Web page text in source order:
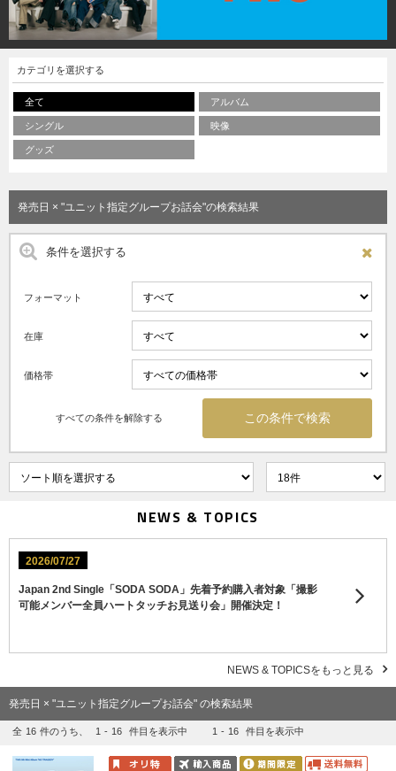
カテゴリを選択する
全て アルバム
シングル 映像
グッズ
発売日 × "ユニット指定グループお話会"の検索結果
条件を選択する
フォーマット
在庫
価格帯
すべての条件を解除する
NEWS & TOPICS
2026/07/27
Japan 2nd Single「SODA SODA」先着予約購入者対象「撮影
可能メンバー全員ハートタッチお見送り会」開催決定！
NEWS & TOPICSをもっと見る
発売日 × "ユニット指定グループお話会" の検索結果
全 16 件のうち、 1 - 16 件目を表示中 1 - 16 件目を表示中